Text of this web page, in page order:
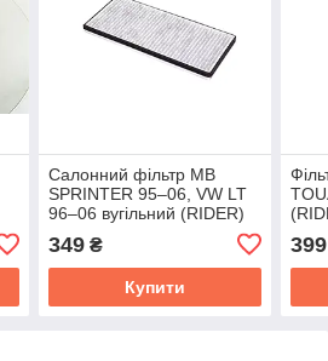
Салонний фільтр MB
SPRINTER 95–06, VW LT
96–06 вугільний (RIDER)
349₴
Купити
399